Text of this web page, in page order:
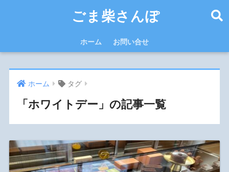
ごま柴さんぽ
ホーム お問い合せ
ホーム タグ
「ホワイトデー」の記事一覧